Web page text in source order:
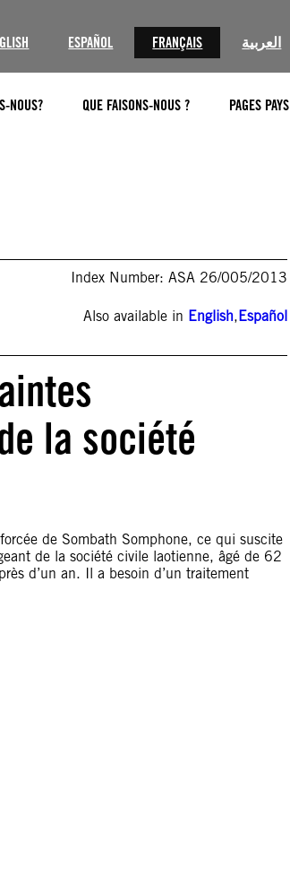
ESPAÑOL FRANÇAIS العربية
NOUS? QUE FAISONS-NOUS ? PAGES PAYS
Index Number: ASA 26/005/2013
Also available in English,Español
la société
de Sombath Somphone, ce qui suscite
de la société civile laotienne, âgé de 62
d’un an. Il a besoin d’un traitement